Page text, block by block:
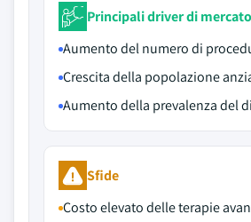
Principali driver di mercato
Aumento del numero di
Crescita della popolazione
Aumento della prevalenza del
Sfide
Costo elevato delle terapie